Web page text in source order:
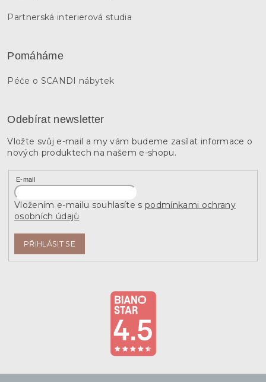
Partnerská interierová studia
Pomáháme
Péče o SCANDI nábytek
Odebírat newsletter
Vložte svůj e-mail a my vám budeme zasílat informace o
nových produktech na našem e-shopu.
E-mail
Vložením e-mailu souhlasíte s podmínkami ochrany
osobních údajů
PŘIHLÁSIT SE